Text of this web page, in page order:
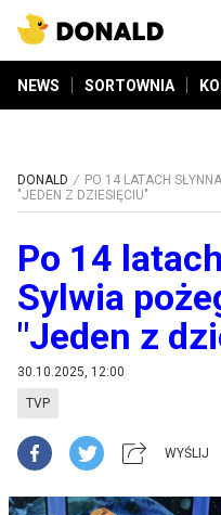
NEWS SORTOWNIA
DONALD
PO 14 LATACH
"JEDEN Z DZIESIĘCIU"
Po 14
Sylwia
"Jeden z
30.10.2025, 12:00
TVP
WYŚLIJ